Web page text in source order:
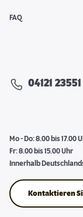
FAQ
04121
Mo - Do: 8.00 bis 17.00
Fr: 8.00 bis 15.00 Uhr
Innerhalb
Kontaktieren